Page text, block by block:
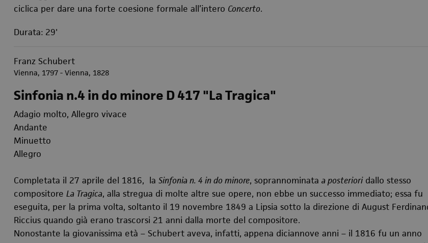
ciclica per dare una forte coesione formale all’intero Concerto.
Durata: 29'
Franz Schubert
Vienna, 1797 - Vienna, 1828
Sinfonia n.4 in do minore D 417 "La Tragica"
Adagio molto, Allegro vivace
Andante
Minuetto
Allegro
Completata il 27 aprile del 1816, la Sinfonia n. 4 in do minore, soprannominata a posterioridallo stesso
compositore La Tragica, alla stregua di molte altre sue opere, non ebbe un successo immediato; essa fu
eseguita, per la prima volta, soltanto il 19 novembre 1849 a Lipsia sotto la direzione di August
Riccius quando già erano trascorsi 21 anni dalla morte del compositore.
Nonostante la giovanissima età – Schubert aveva, infatti, appena diciannove anni – il 1816 fu un anno